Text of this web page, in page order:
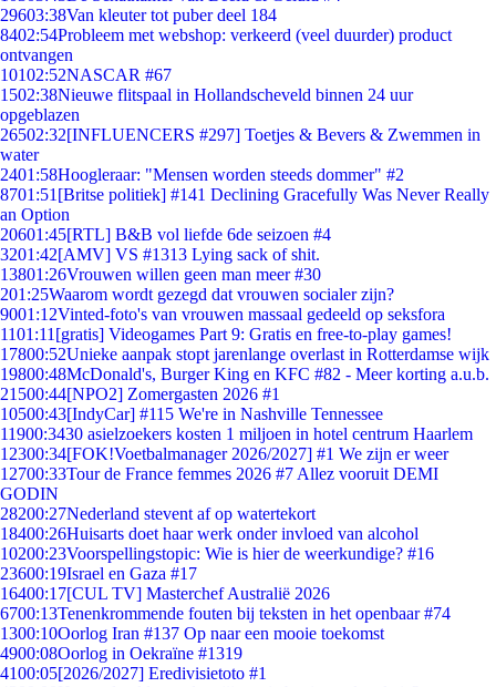
29603:38Van kleuter tot puber deel 184
8402:54Probleem met webshop: verkeerd (veel duurder) product
ontvangen
10102:52NASCAR #67
1502:38Nieuwe flitspaal in Hollandscheveld binnen 24 uur
opgeblazen
26502:32[INFLUENCERS #297] Toetjes & Bevers & Zwemmen in
water
2401:58Hoogleraar: "Mensen worden steeds dommer" #2
8701:51 [Britse politiek] #141 Declining Gracefully Was Never Really
an Option
20601:45[RTL] B&B vol liefde 6de seizoen #4
3201:42[AMV] VS #1313 Lying sack of shit.
13801:26Vrouwen willen geen man meer #30
201:25Waarom wordt gezegd dat vrouwen socialer zijn?
9001:12Vinted-foto's van vrouwen massaal gedeeld op seksfora
1101:11 [gratis] Videogames Part 9: Gratis en free-to-play games!
17800:52Unieke aanpak stopt jarenlange overlast in Rotterdamse wijk
19800:48McDonald's, Burger King en KFC #82 - Meer korting a.u.b.
21500:44[NPO2] Zomergasten 2026 #1
10500:43[IndyCar] #115 We're in Nashville Tennessee
11900:3430 asielzoekers kosten 1 miljoen in hotel centrum Haarlem
12300:34[FOK!Voetbalmanager 2026/2027] #1 We zijn er weer
12700:33Tour de France femmes 2026 #7 Allez vooruit DEMI
GODIN
28200:27Nederland stevent af op watertekort
18400:26Huisarts doet haar werk onder invloed van alcohol
10200:23Voorspellingstopic: Wie is hier de weerkundige? #16
23600:19Israel en Gaza #17
16400:17[CUL TV] Masterchef Australië 2026
6700:13Tenenkrommende fouten bij teksten in het openbaar #74
1300:10Oorlog Iran #137 Op naar een mooie toekomst
4900:08Oorlog in Oekraïne #1319
4100:05[2026/2027] Eredivisietoto #1